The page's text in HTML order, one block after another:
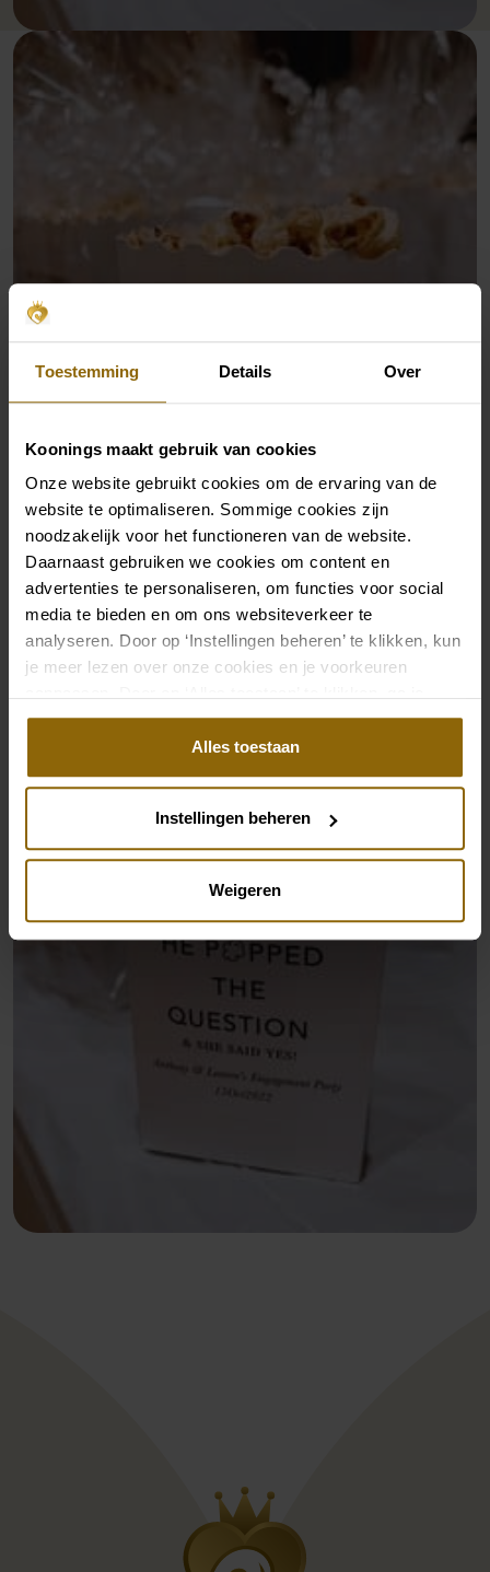
Toestemming Details Over
Koonings maakt gebruik van cookies
Onze website gebruikt cookies om de ervaring van de
website te optimaliseren. Sommige cookies zijn
noodzakelijk voor het functioneren van de website.
Daarnaast gebruiken we cookies om content en
advertenties te personaliseren, om functies voor social
media te bieden en om ons websiteverkeer te
analyseren. Door op ‘Instellingen beheren’ te klikken, kun
je meer lezen over onze cookies en je voorkeuren
akkoord met het gebruik van alle cookies.
Alles toestaan
Instellingen beheren
Weigeren